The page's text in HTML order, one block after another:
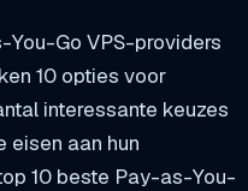
Go VPS-providers
10 opties voor
interessante keuzes
aan hun
10 beste Pay-as-You-